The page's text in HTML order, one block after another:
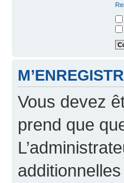
Vous devez
prend que